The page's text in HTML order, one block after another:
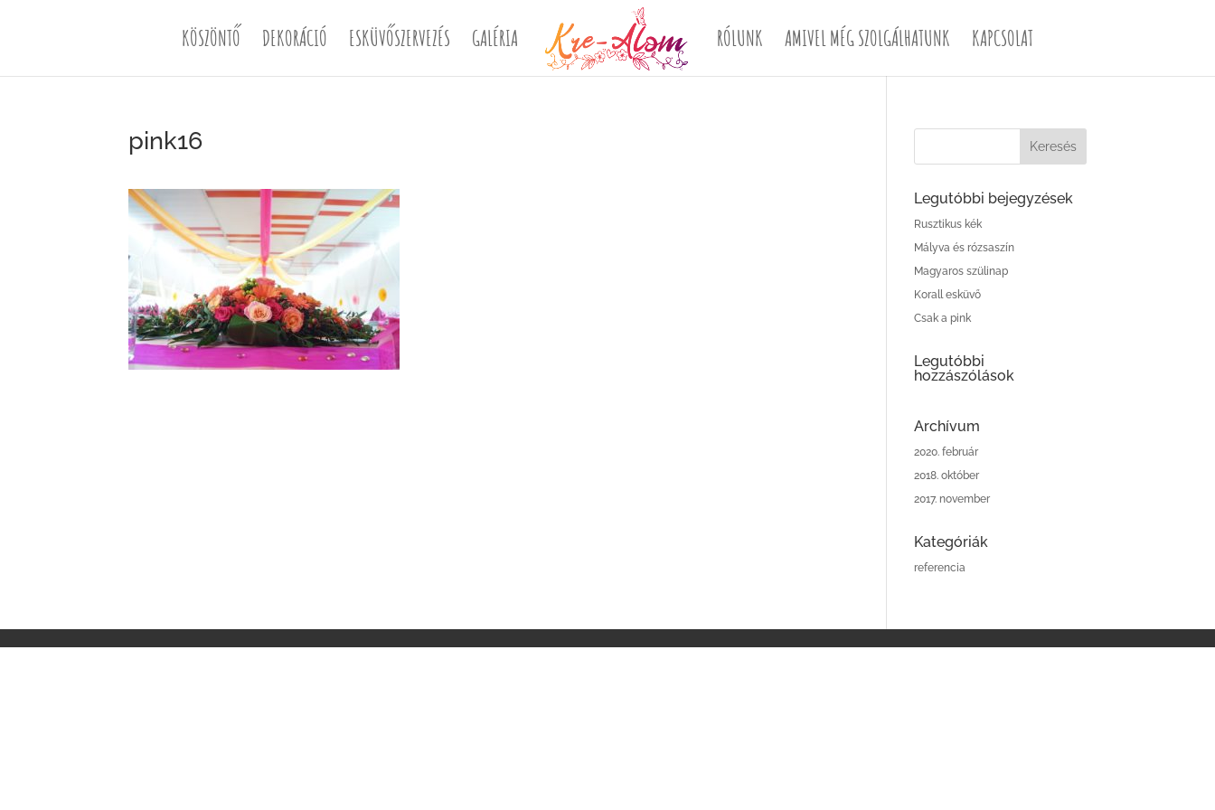
KÖSZÖNTŐ DEKORÁCIÓ ESKÜVŐSZERVEZÉS GALÉRIA RÓLUNK AMIVEL MÉG SZOLGÁLHATUNK KAPCSOLAT
pink16
Legutóbbi bejegyzések
Rusztikus kék
Mályva és rózsaszín
Magyaros szülinap
Korall esküvő
Csak a pink
Legutóbbi
hozzászólások
Archívum
2020. február
2018. október
2017. november
Kategóriák
referencia